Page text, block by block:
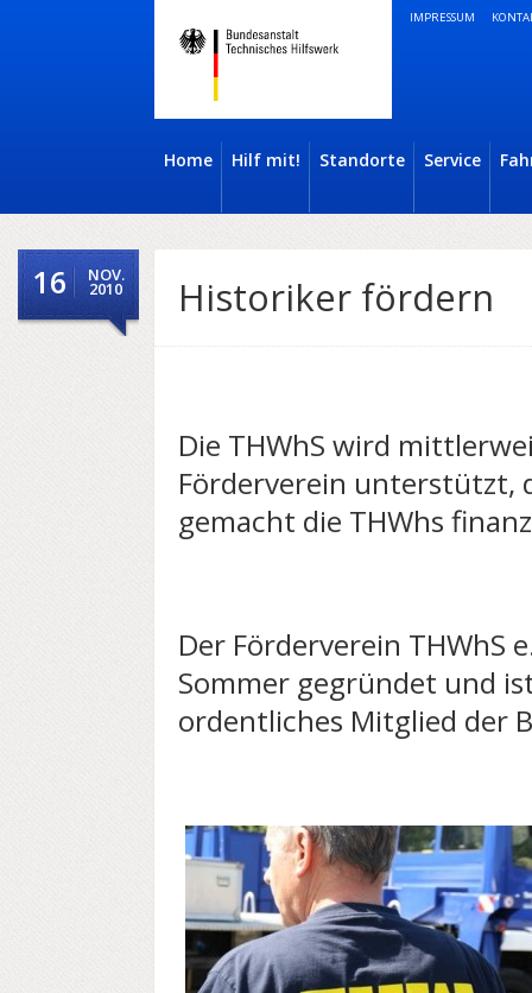
IMPRESSUM
Home Hilf mit! Standorte Service
16 NOV.
2010 Historiker fördern
Die THWhS wird
Förderverein unterstützt,
gemacht die THWhs
Der Förderverein THWhS
Sommer gegründet und
ordentliches Mitglied der